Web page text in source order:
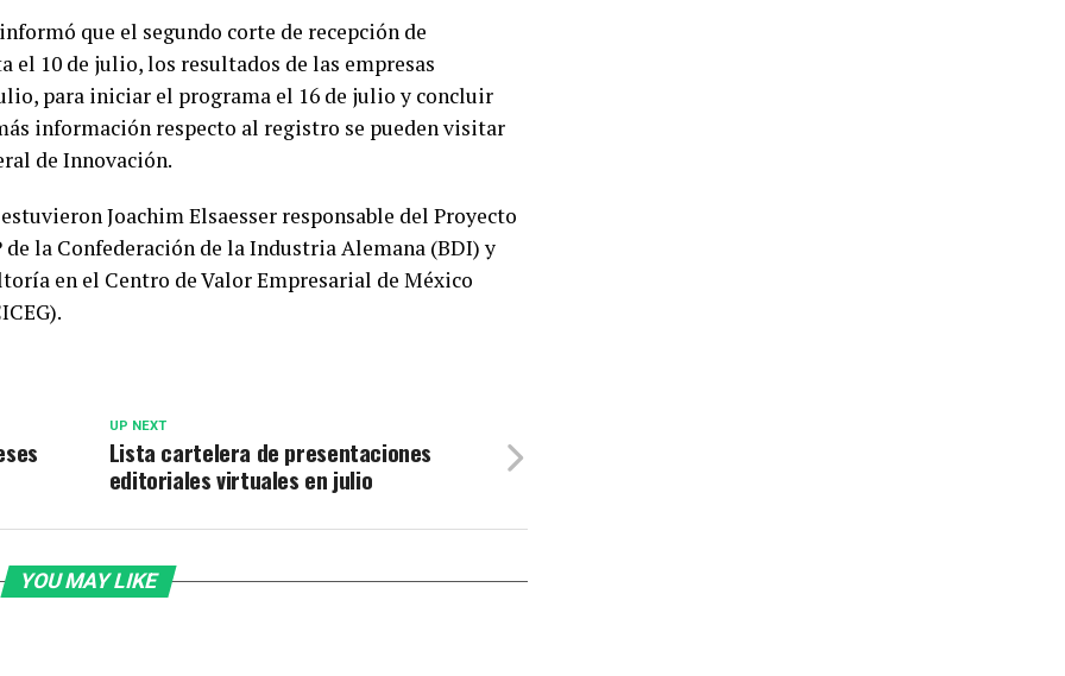
que el segundo corte de recepción de
el 10 de julio, los resultados de las empresas
para iniciar el programa el 16 de julio y concluir
información respecto al registro se pueden visitar
de Innovación.
Joachim Elsaesser responsable del Proyecto
la Confederación de la Industria Alemana (BDI) y
en el Centro de Valor Empresarial de México
UP NEXT
Lista cartelera de presentaciones
editoriales virtuales en julio
YOU MAY LIKE